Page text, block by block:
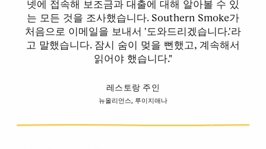
넷에 접속해 보조금과 대출에 대해 알아볼 수 있
는 모든 것을 조사했습니다. Southern Smoke가
처음으로 이메일을 보내서 '도와드리겠습니다.'라
고 말했습니다. 잠시 숨이 멎을 뻔했고, 계속해서
읽어야 했습니다."
레스토랑 주인
뉴올리언스, 루이지애나